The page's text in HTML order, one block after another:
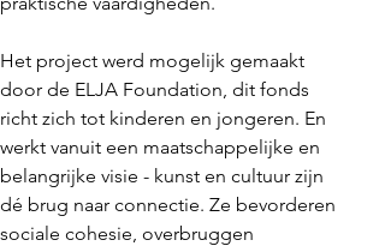
Het project werd mogelijk gemaakt
door de ELJA Foundation, dit fonds
richt zich tot kinderen en jongeren. En
werkt vanuit een maatschappelijke en
belangrijke visie - kunst en cultuur zijn
dé brug naar connectie. Ze bevorderen
sociale cohesie, overbruggen